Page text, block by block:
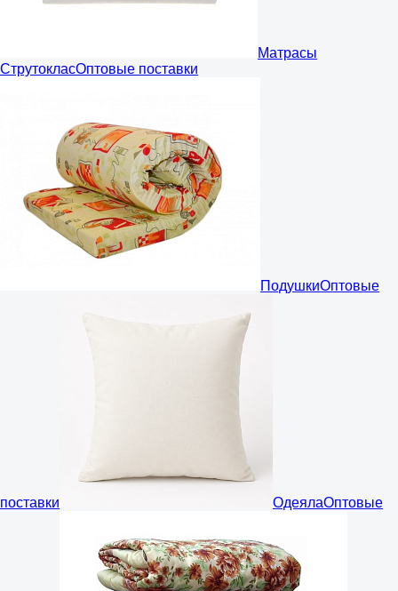
Матрасы
СтрутокласОптовые поставки
ПодушкиОптовые
поставки ОдеялаОптовые